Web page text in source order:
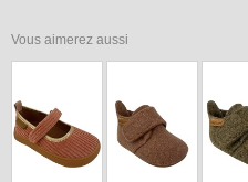
Vous aimerez aussi